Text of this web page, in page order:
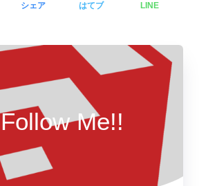
シェア はてブ LINE
Follow Me!!